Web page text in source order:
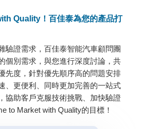
Quality！百佳泰為您的產品打
驗證需求，百佳泰智能汽車顧問團
個別需求，與您進行深度討論，共
先度，針對優先順序高的問題安排
、更便利、同時更加完善的一站式
協助客戶克服技術挑戰、加快驗證
to Market with Quality的目標！